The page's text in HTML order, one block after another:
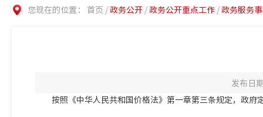
您现在的位置： 首页 /政务公开 /政务公开重点工作 /政务服务
发布日
按照《中华人民共和国价格法》第一章第三条规定，政